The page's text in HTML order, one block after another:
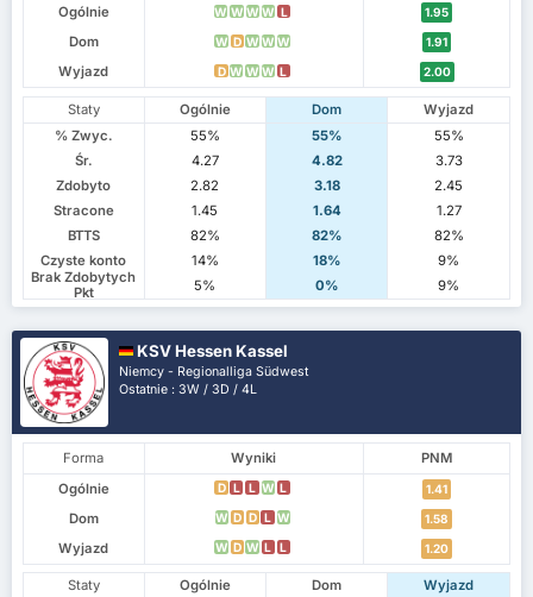
Ogólnie
W W W W L 1.95
Dom W D W W W 1.91
Wyjazd D W W W L 2.00
Staty Ogólnie Dom
Wyjazd
% Zwyc.
55% 55%
55%
Śr.
4.27 4.82
3.73
Zdobyto
2.82 3.18
2.45
Stracone
1.45 1.64
1.27
BTTS
82% 82%
82%
Czyste konto
14% 18%
9%
Brak Zdobytych
Pkt
5% 0% 9%
KSV Hessen Kassel
Niemcy - Regionalliga Südwest
Ostatnie : 3W / 3D / 4L
Forma Wyniki
PNM
Ogólnie
D L L W L 1.41
Dom W D D L W 1.58
Wyjazd W D W L L 1.20
Staty Ogólnie Dom
Wyjazd